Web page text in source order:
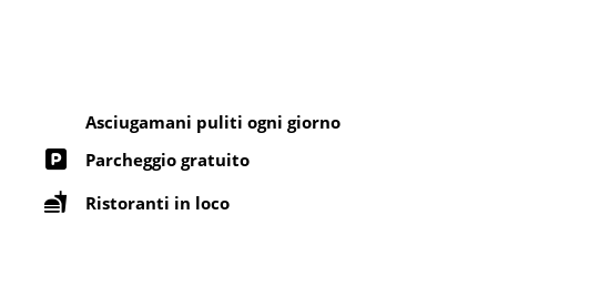
Asciugamani puliti ogni giorno
Parcheggio gratuito
Ristoranti in loco